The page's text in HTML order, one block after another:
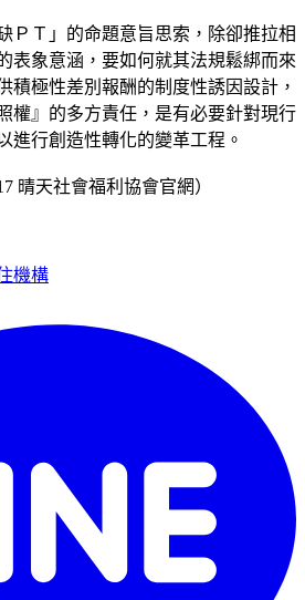
ＰＴ」的命題意旨思索，除卻推拉相
表象意涵，要如何就其法規鬆綁而來
積極性差別報酬的制度性誘因設計，
權』的多方責任，是有必要針對現行
進行創造性轉化的變革工程。
晴天社會福利協會官網）
機構